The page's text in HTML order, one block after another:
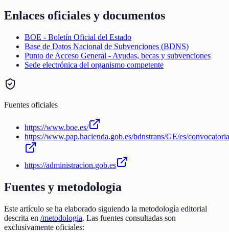
Enlaces oficiales y documentos
BOE - Boletín Oficial del Estado
Base de Datos Nacional de Subvenciones (BDNS)
Punto de Acceso General - Ayudas, becas y subvenciones
Sede electrónica del organismo competente
Fuentes oficiales
https://www.boe.es/
https://www.pap.hacienda.gob.es/bdnstrans/GE/es/
https://administracion.gob.es
Fuentes y metodología
Este artículo se ha elaborado siguiendo la metodología editorial
descrita en /metodologia. Las fuentes consultadas son
exclusivamente oficiales: